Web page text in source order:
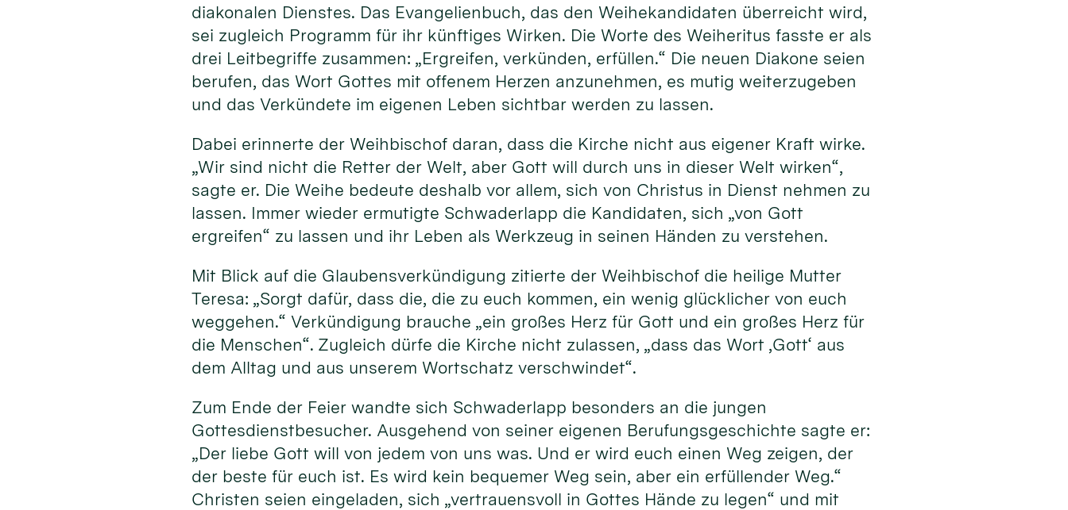
diakonalen Dienstes. Das Evangelienbuch, das den Weihekandidaten überreicht wird,
sei zugleich Programm für ihr künftiges Wirken. Die Worte des Weiheritus fasste er als
drei Leitbegriffe zusammen: „Ergreifen, verkünden, erfüllen.“ Die neuen Diakone seien
berufen, das Wort Gottes mit offenem Herzen anzunehmen, es mutig weiterzugeben
und das Verkündete im eigenen Leben sichtbar werden zu lassen.
Dabei erinnerte der Weihbischof daran, dass die Kirche nicht aus eigener Kraft wirke.
„Wir sind nicht die Retter der Welt, aber Gott will durch uns in dieser Welt wirken“,
sagte er. Die Weihe bedeute deshalb vor allem, sich von Christus in Dienst nehmen zu
lassen. Immer wieder ermutigte Schwaderlapp die Kandidaten, sich „von Gott
ergreifen“ zu lassen und ihr Leben als Werkzeug in seinen Händen zu verstehen.
Mit Blick auf die Glaubensverkündigung zitierte der Weihbischof die heilige Mutter
Teresa: „Sorgt dafür, dass die, die zu euch kommen, ein wenig glücklicher von euch
weggehen.“ Verkündigung brauche „ein großes Herz für Gott und ein großes Herz für
die Menschen“. Zugleich dürfe die Kirche nicht zulassen, „dass das Wort ‚Gott‘ aus
dem Alltag und aus unserem Wortschatz verschwindet“.
Zum Ende der Feier wandte sich Schwaderlapp besonders an die jungen
Gottesdienstbesucher. Ausgehend von seiner eigenen Berufungsgeschichte sagte er:
„Der liebe Gott will von jedem von uns was. Und er wird euch einen Weg zeigen, der
der beste für euch ist. Es wird kein bequemer Weg sein, aber ein erfüllender Weg.“
Christen seien eingeladen, sich „vertrauensvoll in Gottes Hände zu legen“ und mit